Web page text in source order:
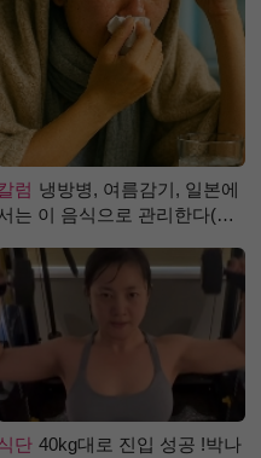
럼 냉방병, 여름감기, 일본에
는 이 음식으로 관리한다(생
단 40kg대로 진입 성공 !박나